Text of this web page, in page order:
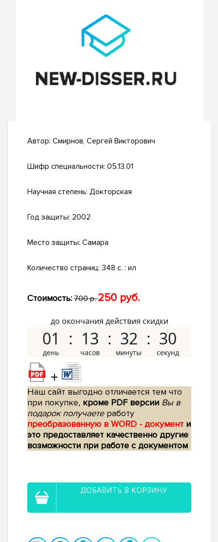
Автор: Смирнов, Сергей Викторович
Шифр специальности: 05.13.01
Научная степень: Докторская
Год защиты: 2002
Место защиты: Самара
Количество страниц: 348 с. : ил
Стоимость: 700 р.250 руб.
до окончания действия скидки
01 13 32 29
+
Наш сайт выгодно отличается тем что
при покупке, кроме PDF версии Вы в
подарок получаетеработу
преобразованную в WORD - документ и
это предоставляет качественно другие
возможности при работе с документом
ДОБАВИТЬ В КОРЗИНУ